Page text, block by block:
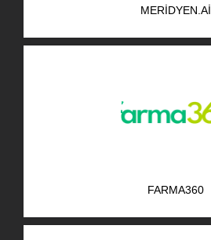
AR-GE Portal
EN
MERIDYEN.AI
FARMA360